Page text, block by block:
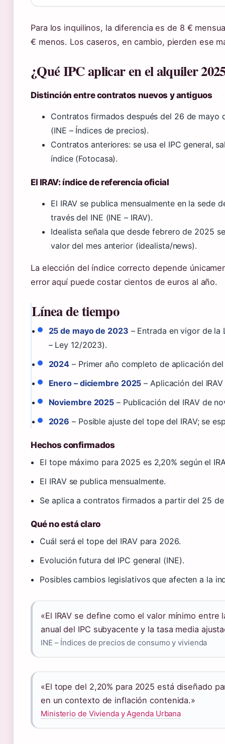
Para los inquilinos, la diferencia es de 8 €
€ menos. Los caseros, en cambio, pierden ese
¿Qué IPC aplicar en el alquiler
Distinción entre contratos nuevos y antiguos
Contratos firmados después del 26 de mayo
(INE – Índices de precios).
Contratos anteriores: se usa el IPC general,
índice (Fotocasa).
El IRAV: índice de referencia oficial
El IRAV se publica mensualmente en la sede
través del INE (INE – IRAV).
Idealista señala que desde febrero de 2025
valor del mes anterior (idealista/news).
La elección del índice correcto depende
error aquí puede costar cientos de euros al año.
Línea de tiempo
25 de mayo de 2023 – Entrada en vigor de la
– Ley 12/2023).
2024 – Primer año completo de aplicación del
Enero – diciembre 2025 – Aplicación del
Noviembre 2025 – Publicación del IRAV de
2026 – Posible ajuste del tope del IRAV; se
Hechos confirmados
El tope máximo para 2025 es 2,20% según el
El IRAV se publica mensualmente.
Se aplica a contratos firmados a partir del 25
Qué no está claro
Cuál será el tope del IRAV para 2026.
Evolución futura del IPC general (INE).
Posibles cambios legislativos que afecten a la
«El IRAV se define como el valor mínimo entre
anual del IPC subyacente y la tasa media
INE – Índices de precios de consumo y vivienda
«El tope del 2,20% para 2025 está diseñado
en un contexto de inflación contenida.»
Ministerio de Vivienda y Agenda Urbana